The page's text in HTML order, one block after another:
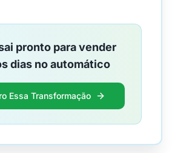
pronto para vender
dias no automático
Essa Transformação